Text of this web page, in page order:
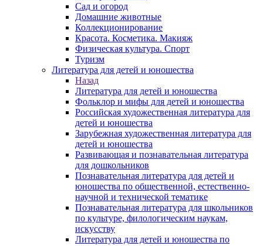
Сад и огород
Домашние животные
Коллекционирование
Красота. Косметика. Макияж
Физическая культура. Спорт
Туризм
Литература для детей и юношества
Назад
Литература для детей и юношества
Фольклор и мифы для детей и юношества
Российская художественная литература для
детей и юношества
Зарубежная художественная литература для
детей и юношества
Развивающая и познавательная литература
для дошкольников
Познавательная литература для детей и
юношества по общественной, естественно-
научной и технической тематике
Познавательная литература для школьников
по культуре, филологическим наукам,
искусству
Литература для детей и юношества по